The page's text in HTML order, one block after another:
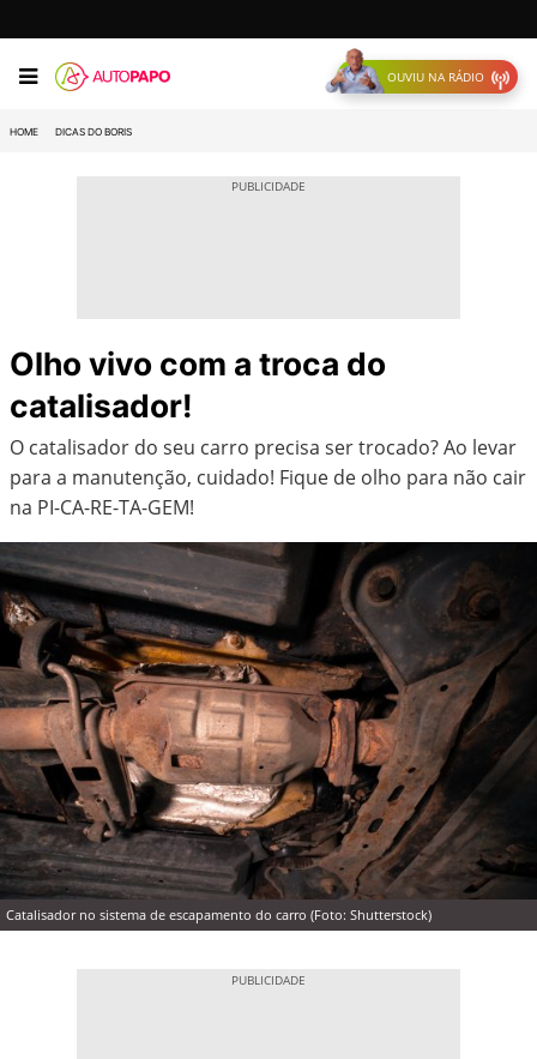
OUVIU NA RÁDIO
HOME DICAS DO BORIS
Olho vivo com a troca do
catalisador!
O catalisador do seu carro precisa ser trocado? Ao levar
para a manutenção, cuidado! Fique de olho para não cair
na PI-CA-RE-TA-GEM!
Catalisador no sistema de escapamento do carro (Foto: Shutterstock)